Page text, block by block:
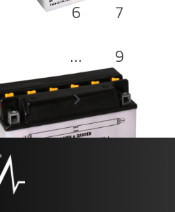
6
7
…
9